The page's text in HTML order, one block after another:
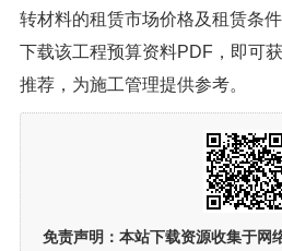
转材料的租赁市场价格及租赁条
下载该工程预算资料PDF，即可
推荐，为施工管理提供参考。
免责声明： 本站下载资源收集于网